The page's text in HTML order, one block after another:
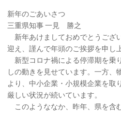
新年のごあいさつ
三重県知事 一見 勝之
新年あけましておめでとうござ
迎え、謹んで年頭のご挨拶を申し
新型コロナ禍による停滞期を乗
しの動きを見せています。一方、
より、中小企業・小規模企業を取
厳しい状況が続いています。
このようななか、昨年、県を含